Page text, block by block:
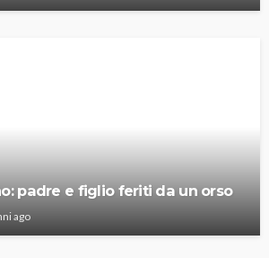
padre e figlio feriti da un orso
ago